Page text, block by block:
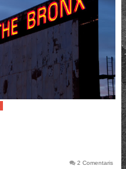
2 Comentaris